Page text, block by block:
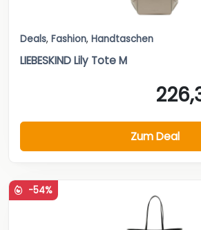
Deals, Fashion, Handtaschen
LIEBESKIND Lily Tote M
Zum Deal
-54%